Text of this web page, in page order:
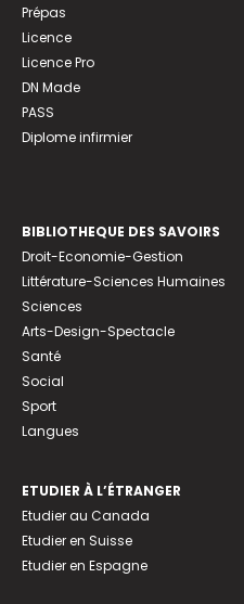
Prépas
Licence
Licence Pro
DN Made
PASS
Diplome infirmier
BIBLIOTHEQUE DES SAVOIRS
Droit-Economie-Gestion
Littérature-Sciences Humaines
Sciences
Arts-Design-Spectacle
Santé
Social
Sport
Langues
ETUDIER À L’ÉTRANGER
Etudier au Canada
Etudier en Suisse
Etudier en Espagne